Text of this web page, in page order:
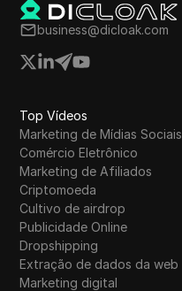
Walmart Marketplace
Wayfair
WebMoney
Western Union
WhatsApp Business
Wish
Yahoo Gemini
YouTube
business@dicloak.com
Top Vídeos
Marketing de Mídias Sociais
Comércio Eletrônico
Marketing de Afiliados
Criptomoeda
Cultivo de airdrop
Publicidade Online
Dropshipping
Extração de dados da web
Marketing digital